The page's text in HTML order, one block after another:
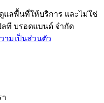
แลพื้นที่ให้บริการ และไม่ใช่
ลที บรอดแบนด์ จำกัด
ามเป็นส่วนตัว
า